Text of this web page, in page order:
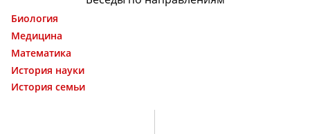
Биология
Медицина
Математика
История науки
История семьи